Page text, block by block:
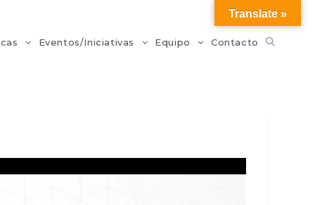
Eventos/Iniciativas Equipo Contacto
Translate »